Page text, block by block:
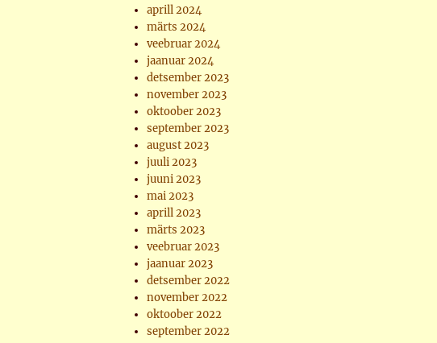
aprill 2024
märts 2024
veebruar 2024
jaanuar 2024
detsember 2023
november 2023
oktoober 2023
september 2023
august 2023
juuli 2023
juuni 2023
mai 2023
aprill 2023
märts 2023
veebruar 2023
jaanuar 2023
detsember 2022
november 2022
oktoober 2022
september 2022